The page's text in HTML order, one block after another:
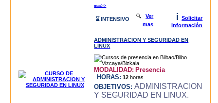
mas>>
⌛ INTENSIVO 🔍Ver
mas
i
Solicitar
Información
ADMINISTRACION Y SEGURIDAD EN
LINUX
MODALIDAD: Presencia
HORAS: 12 horas
OBJETIVOS: ADMINISTRACION
Y SEGURIDAD EN LINUX.